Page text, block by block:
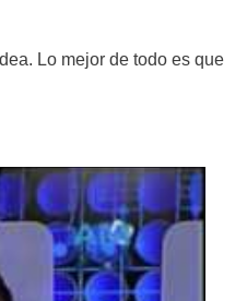
Lo mejor de todo es que